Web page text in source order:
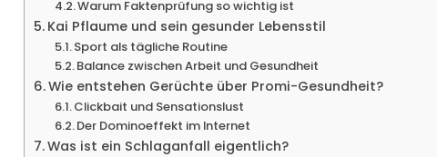
Warum Faktenprüfung so wichtig ist
Kai Pflaume und sein gesunder Lebensstil
Sport als tägliche Routine
Balance zwischen Arbeit und Gesundheit
Wie entstehen Gerüchte über Promi-Gesundheit?
Clickbait und Sensationslust
Der Dominoeffekt im Internet
Was ist ein Schlaganfall eigentlich?